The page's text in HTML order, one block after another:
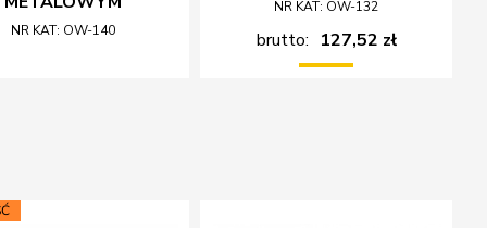
NR KAT: OW-140
NR KAT: OW-132
brutto: 127,52 zł